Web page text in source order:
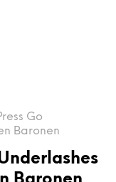
Go
Baronen